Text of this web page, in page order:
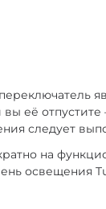
её
следует
на